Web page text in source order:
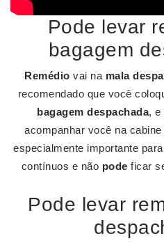
Pode levar
bagagem
Remédio vai na mala
recomendado que você
bagagem despachada, e
acompanhar você na
especialmente importante
contínuos e não pode ficar
Pode levar